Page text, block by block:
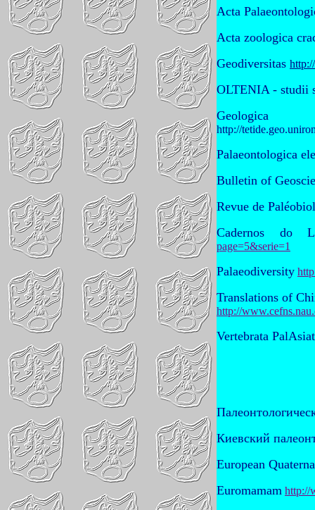
Acta
Acta zoologica
Geodiversitas
OLTENIA - studii
http://
Palaeontologica
Bulletin of
Revue de
Cadernos do
page=5&serie=1
Palaeodiversity
Translations of
http://
Vertebrata
Киевский
European
Euromamam http://